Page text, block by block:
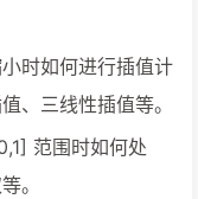
时如何进行插值计
、三线性插值等。
范围时如何处
。